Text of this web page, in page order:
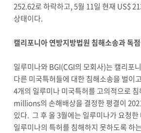
252.62로 하락하고, 5월 11일 현재 US$
상태이다.
캘리포니아 연방지방법원 침해소송과 독
일루미나와 BGI(CGI의 모회사)는 캘리포
다른 미국특허들에 대한 침해소송을 벌이
4개의 일루미나 미국특허를 고의적으로
millions의 손해배상을 결정한 평결이
있다. 그 후 올 3월에는 일루미나가 요청한
일루미나의 특허를 침해하지 못하도록 하